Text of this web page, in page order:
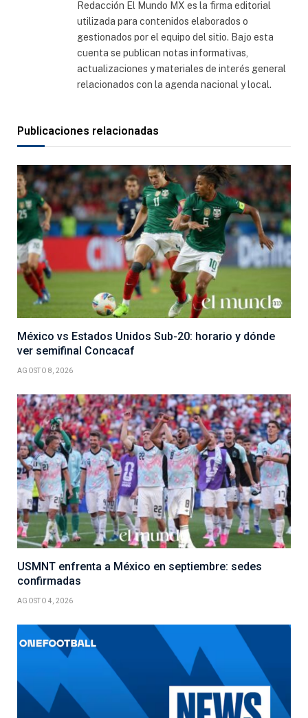
Redacción El Mundo MX es la firma editorial
utilizada para contenidos elaborados o
gestionados por el equipo del sitio. Bajo esta
cuenta se publican notas informativas,
actualizaciones y materiales de interés general
relacionados con la agenda nacional y local.
Publicaciones relacionadas
México vs Estados Unidos Sub-20: horario y dónde
ver semifinal Concacaf
AGOSTO 8, 2026
USMNT enfrenta a México en septiembre: sedes
confirmadas
AGOSTO 4, 2026